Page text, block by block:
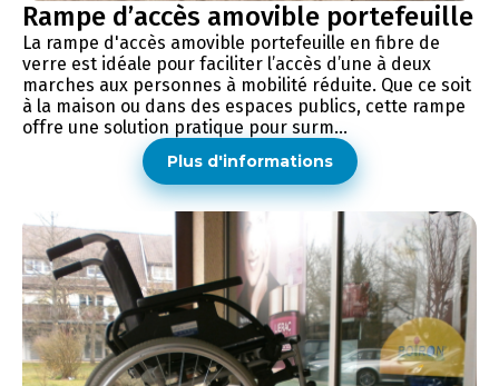
Rampe d’accès amovible portefeuille
La rampe d'accès amovible portefeuille en fibre de
verre est idéale pour faciliter l’accès d’une à deux
marches aux personnes à mobilité réduite. Que ce soit
à la maison ou dans des espaces publics, cette rampe
offre une solution pratique pour surm...
Plus d'informations